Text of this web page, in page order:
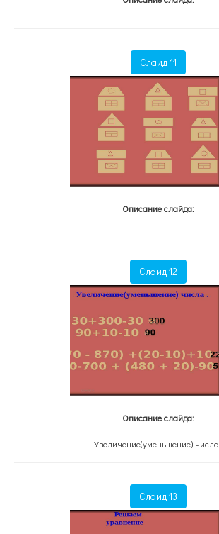
Слайд 11
Описание слайда:
Слайд 12
Описание слайда:
Увеличение(уменьшение) числа .
Слайд 13